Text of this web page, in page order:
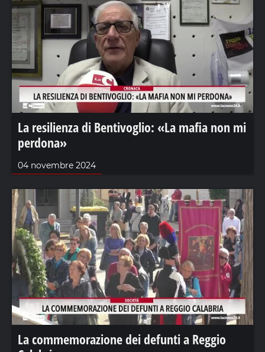
La resilienza di Bentivoglio: «La mafia non mi
perdona»
04 novembre 2024
La commemorazione dei defunti a Reggio